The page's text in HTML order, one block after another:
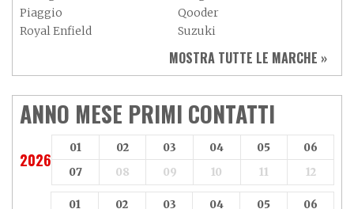
Piaggio
Qooder
Royal Enfield
Suzuki
Triumph
Yamaha
Aeon
Aspes
Axy
Baotian
MOSTRA TUTTE LE MARCHE »
ANNO MESE PRIMI CONTATTI
2026
01 02 03 04 05
06
07
08 09 10 11 12
01 02 03 04 05
06